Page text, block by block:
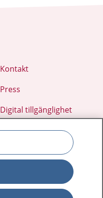
Kontakt
Press
Digital tillgänglighet